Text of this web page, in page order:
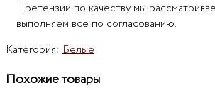
Претензии по качеству мы
выполняем все по согласованию.
Категория: Белые
Похожие товары